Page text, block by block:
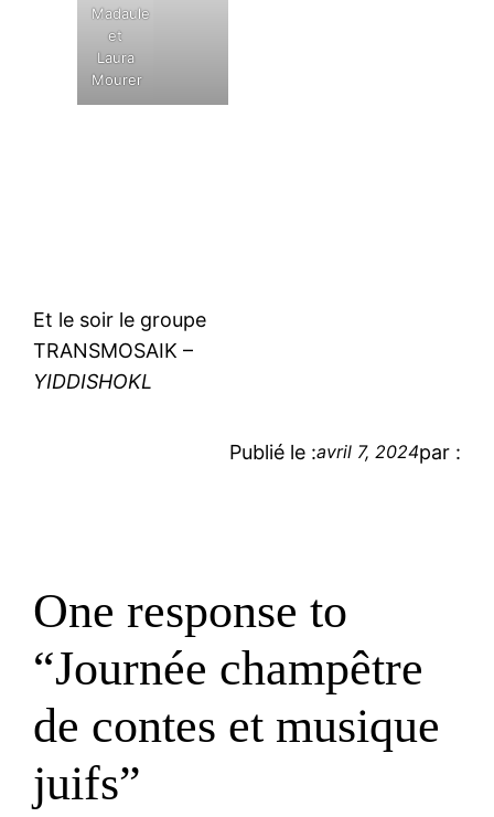
Madaule
et
Laura
Mourer
Et le soir le groupe
TRANSMOSAIK –
YIDDISHOKL
Publié le :avril 7, 2024par :
One response to
“Journée champêtre
de contes et musique
juifs”